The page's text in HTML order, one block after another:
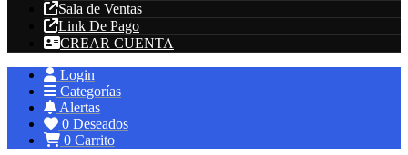
Sala de Ventas
Link De Pago
CREAR CUENTA
Login
Categorías
Alertas
0 Deseados
0 Carrito